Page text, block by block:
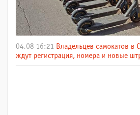
04.08 16:21 Владельцев самокатов в
ждут регистрация, номера и новые